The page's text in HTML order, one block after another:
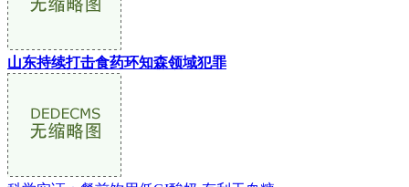
山东持续打击食药环知森领域犯罪